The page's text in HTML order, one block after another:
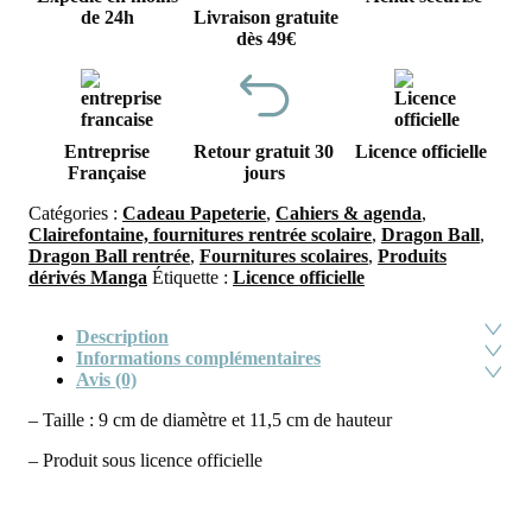
de 24h
Livraison gratuite
dès 49€
Entreprise
Française
Retour gratuit 30
jours
Licence officielle
Catégories : Cadeau Papeterie, Cahiers & agenda,
Clairefontaine, fournitures rentrée scolaire, Dragon Ball,
Dragon Ball rentrée, Fournitures scolaires, Produits
dérivés Manga Étiquette : Licence officielle
Description
Informations complémentaires
Avis (0)
– Taille : 9 cm de diamètre et 11,5 cm de hauteur
– Produit sous licence officielle